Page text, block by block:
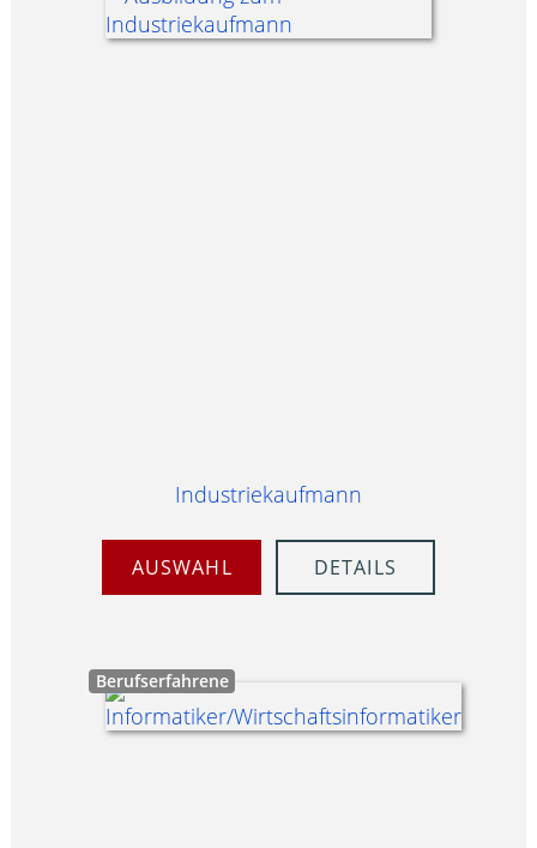
Industriekaufmann
AUSWAHL DETAILS
Berufserfahrene